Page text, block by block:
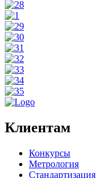
Клиентам
Конкурсы
Метрология
Стандартизация